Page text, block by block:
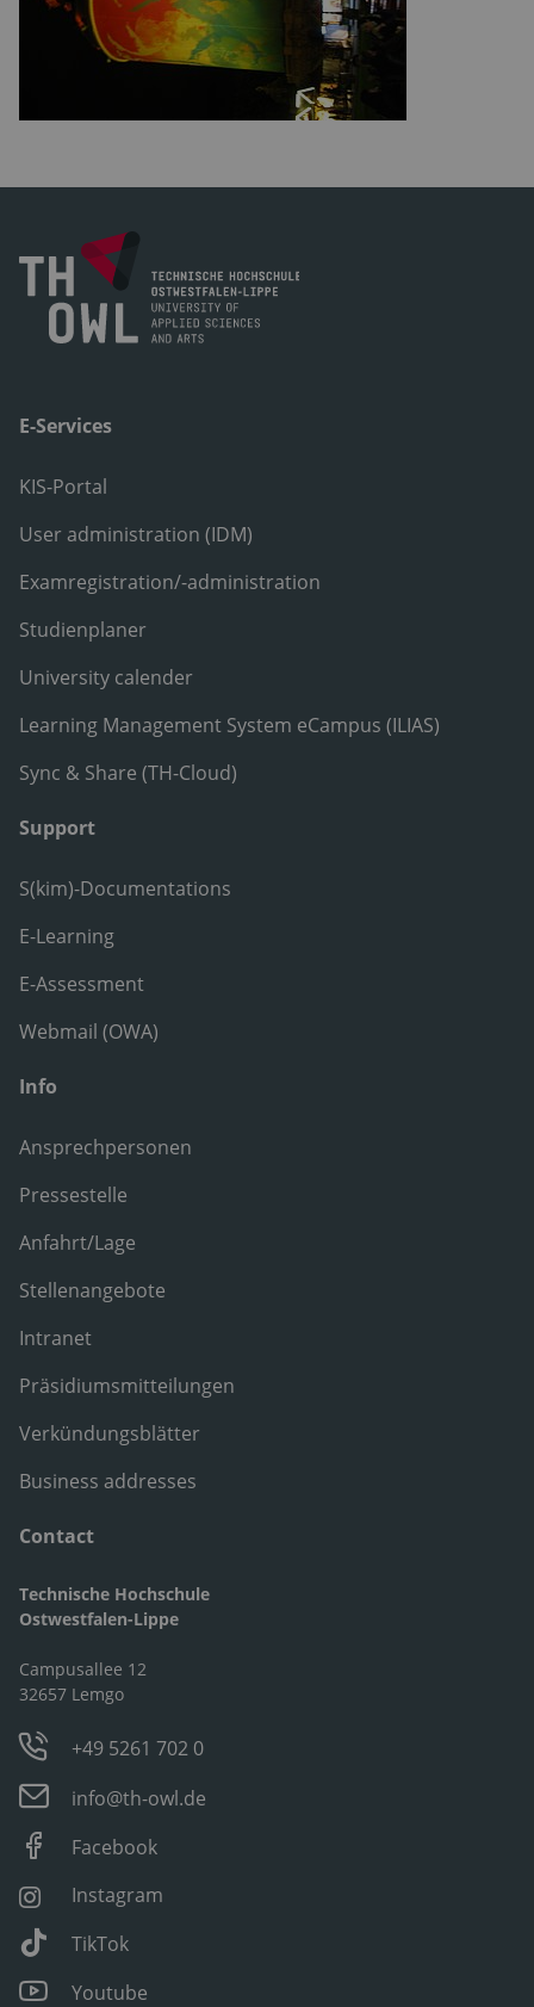
E-Services
KIS-Portal
User administration (IDM)
Examregistration/-administration
Studienplaner
University calender
Learning Management System eCampus (ILIAS)
Sync & Share (TH-Cloud)
Support
S(kim)-Documentations
E-Learning
E-Assessment
Webmail (OWA)
Info
Ansprechpersonen
Pressestelle
Anfahrt/Lage
Stellenangebote
Intranet
Präsidiumsmitteilungen
Verkündungsblätter
Business addresses
Contact
Technische Hochschule
Ostwestfalen-Lippe
Campusallee 12
32657 Lemgo
+49 5261 702 0
info@th-owl.de
Facebook
Instagram
TikTok
Youtube